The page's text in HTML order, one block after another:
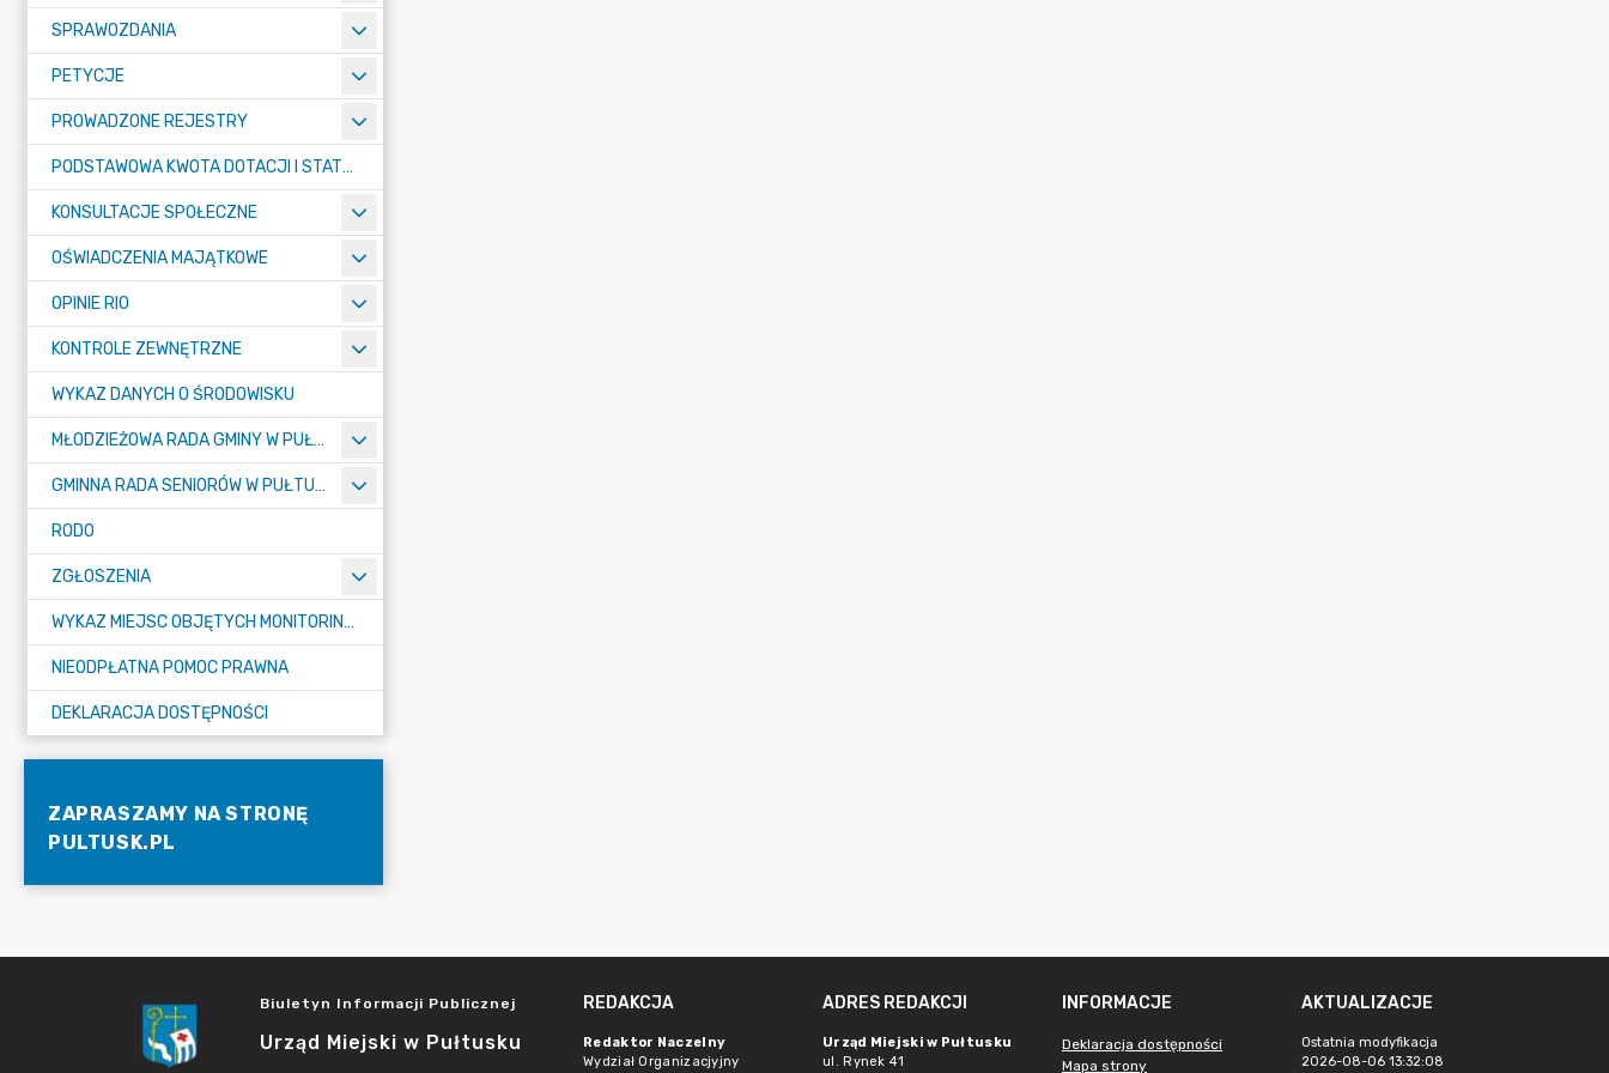
SPRAWOZDANIA
PETYCJE
PROWADZONE REJESTRY
PODSTAWOWA KWOTA DOTACJI I STATYSTYCZNA LICZBA UCZNIÓW
KONSULTACJE SPOŁECZNE
OŚWIADCZENIA MAJĄTKOWE
OPINIE RIO
KONTROLE ZEWNĘTRZNE
WYKAZ DANYCH O ŚRODOWISKU
MŁODZIEŻOWA RADA GMINY W PUŁTUSKU
GMINNA RADA SENIORÓW W PUŁTUSKU
RODO
ZGŁOSZENIA
WYKAZ MIEJSC OBJĘTYCH MONITORINGIEM
NIEODPŁATNA POMOC PRAWNA
DEKLARACJA DOSTĘPNOŚCI
ZAPRASZAMY NA STRONĘ
PULTUSK.PL
Biuletyn Informacji Publicznej
Urząd Miejski w Pułtusku
REDAKCJA
Redaktor Naczelny
Wydział Organizacjyjny
ADRES REDAKCJI
Urząd Miejski w Pułtusku
ul. Rynek 41
INFORMACJE
Deklaracja dostępności
Mapa strony
AKTUALIZACJE
Ostatnia modyfikacja
2026-08-06 13:32:08